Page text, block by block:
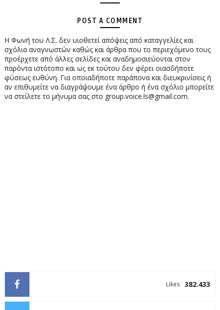
POST A COMMENT
Η Φωνή του Λ.Σ. δεν υιοθετεί απόψεις από καταγγελίες και
σχόλια αναγνωστών καθώς και άρθρα που το περιεχόμενο τους
προέρχετε από άλλες σελίδες και αναδημοσιεύονται στον
παρόντα ιστότοπο και ως εκ τούτου δεν φέρει οιασδήποτε
φύσεως ευθύνη. Για οποιαδήποτε παράπονα και διευκρινίσεις ή
αν επιθυμείτε να διαγράψουμε ένα άρθρο ή ένα σχόλιο μπορείτε
να στείλετε το μήνυμα σας στο group.voice.ls@gmail.com.
382.433
Likes